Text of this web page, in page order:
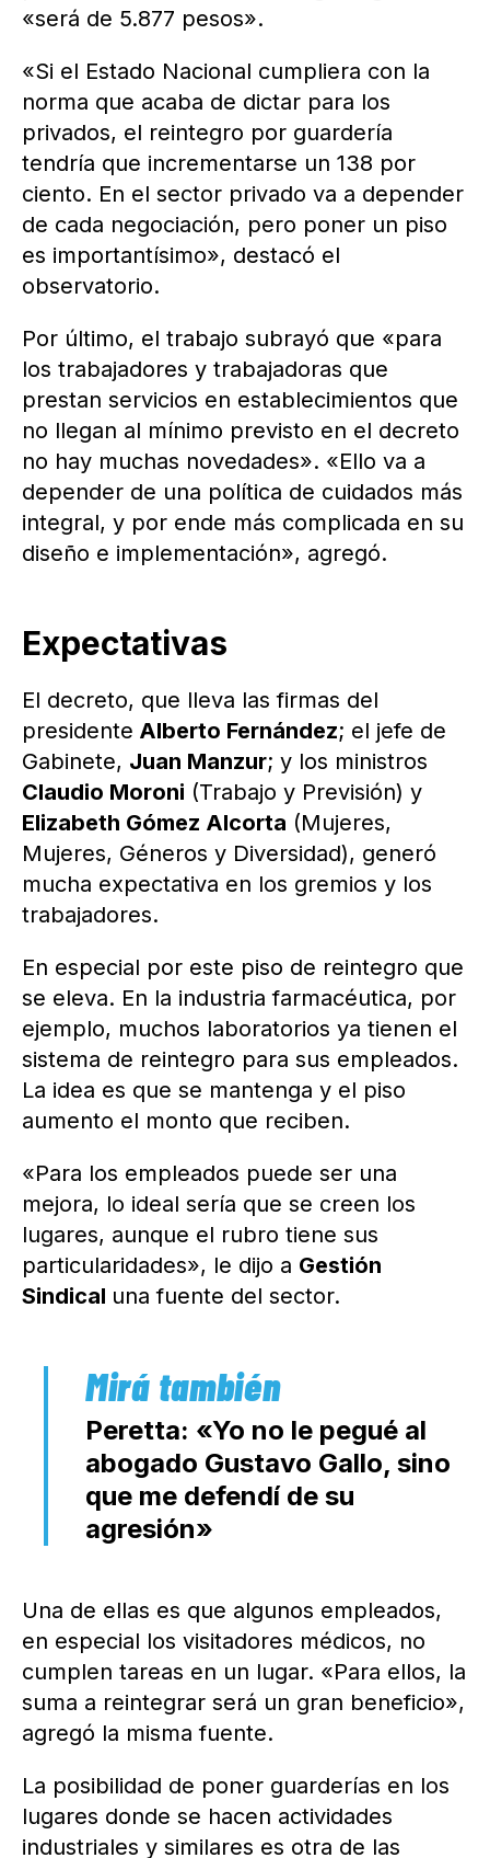
«será de 5.877 pesos».
«Si el Estado Nacional cumpliera con la
norma que acaba de dictar para los
privados, el reintegro por guardería
tendría que incrementarse un 138 por
ciento. En el sector privado va a depender
de cada negociación, pero poner un piso
es importantísimo», destacó el
observatorio.
Por último, el trabajo subrayó que «para
los trabajadores y trabajadoras que
prestan servicios en establecimientos que
no llegan al mínimo previsto en el decreto
no hay muchas novedades». «Ello va a
depender de una política de cuidados más
integral, y por ende más complicada en su
diseño e implementación», agregó.
Expectativas
El decreto, que lleva las firmas del
presidente Alberto Fernández; el jefe de
Gabinete, Juan Manzur; y los ministros
Claudio Moroni (Trabajo y Previsión) y
Elizabeth Gómez Alcorta (Mujeres,
Mujeres, Géneros y Diversidad), generó
mucha expectativa en los gremios y los
trabajadores.
En especial por este piso de reintegro que
se eleva. En la industria farmacéutica, por
ejemplo, muchos laboratorios ya tienen el
sistema de reintegro para sus empleados.
La idea es que se mantenga y el piso
aumento el monto que reciben.
«Para los empleados puede ser una
mejora, lo ideal sería que se creen los
lugares, aunque el rubro tiene sus
particularidades», le dijo a Gestión
Sindical una fuente del sector.
Peretta: «Yo no le pegué al
abogado Gustavo Gallo, sino
que me defendí de su
agresión»
Una de ellas es que algunos empleados,
en especial los visitadores médicos, no
cumplen tareas en un lugar. «Para ellos, la
suma a reintegrar será un gran beneficio»,
agregó la misma fuente.
La posibilidad de poner guarderías en los
lugares donde se hacen actividades
industriales y similares es otra de las